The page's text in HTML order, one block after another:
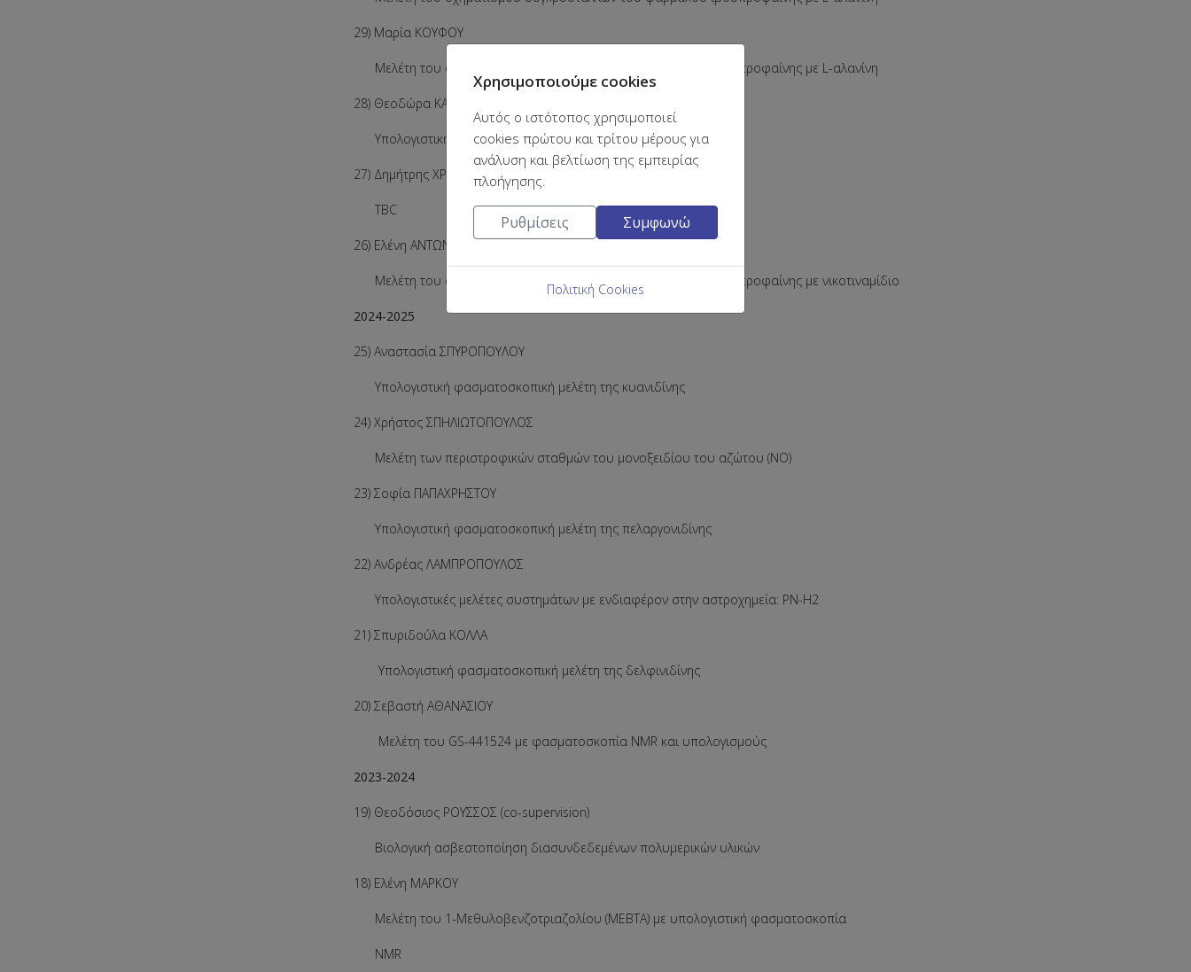
29) Μαρία ΚΟΥΦΟΥ
Μελέτη του σχηματισμού συγκρυστάλλων του φαρμάκου ιβουπροφαίνης με L-αλανίνη
28) Θεοδώρα ΚΑΣΟΥΡΗ
Υπολογιστική φασματοσκοπική μελέτη της ροσινιδίνης
27) Δημήτρης ΧΡΙΣΤΟΔΟΥΛΟΥ
TBC
26) Ελένη ΑΝΤΩΝΟΠΟΥΛΟΥ
Μελέτη του σχηματισμού συγκρυστάλλων του φαρμάκου ιβουπροφαίνης με νικοτιναμίδιο
2024-2025
25) Αναστασία ΣΠΥΡΟΠΟΥΛΟΥ
Υπολογιστική φασματοσκοπική μελέτη της κυανιδίνης
24) Χρήστος ΣΠΗΛΙΩΤΟΠΟΥΛΟΣ
Μελέτη των περιστροφικών σταθμών του μονοξειδίου του αζώτου (ΝΟ)
23) Σοφία ΠΑΠΑΧΡΗΣΤΟΥ
Υπολογιστική φασματοσκοπική μελέτη της πελαργονιδίνης
22) Ανδρέας ΛΑΜΠΡΟΠΟΥΛΟΣ
Υπολογιστικές μελέτες συστημάτων με ενδιαφέρον στην αστροχημεία: PN-H2
21) Σπυριδούλα ΚΟΛΛΑ
Υπολογιστική φασματοσκοπική μελέτη της δελφινιδίνης
20) Σεβαστή ΑΘΑΝΑΣΙΟΥ
Μελέτη του GS-441524 με φασματοσκοπία NMR και υπολογισμούς
2023-2024
19) Θεοδόσιος ΡΟΥΣΣΟΣ (co-supervision)
Βιολογική ασβεστοποίηση διασυνδεδεμένων πολυμερικών υλικών
18) Ελένη ΜΑΡΚΟΥ
Μελέτη του 1-Μεθυλοβενζοτριαζολίου (MEBTA) με υπολογιστική φασματοσκοπία
NMR
Χρησιμοποιούμε cookies
Αυτός ο ιστότοπος χρησιμοποιεί
cookies πρώτου και τρίτου μέρους για
ανάλυση και βελτίωση της εμπειρίας
πλοήγησης.
Ρυθμίσεις Συμφωνώ
Πολιτική Cookies